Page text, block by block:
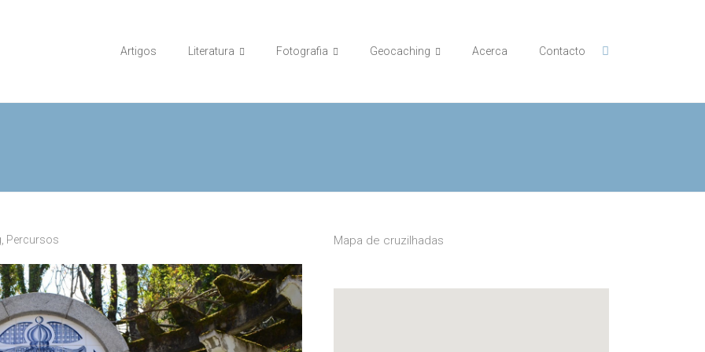
Artigos Literatura Fotografia Geocaching Acerca Contacto
Percursos Mapa de cruzilhadas